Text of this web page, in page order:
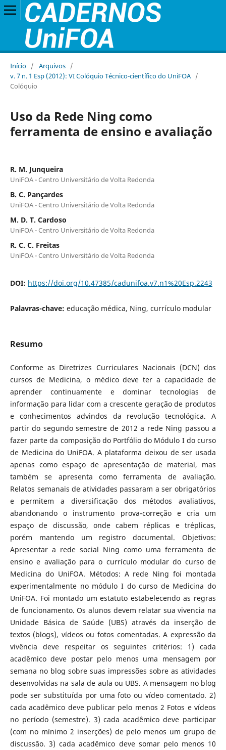
Início / Arquivos /
v. 7 n. 1 Esp (2012): VI Colóquio Técnico-científico do UniFOA /
Colóquio
Uso da Rede Ning como
ferramenta de ensino e avaliação
R. M. Junqueira
UniFOA - Centro Universitário de Volta Redonda
B. C. Pançardes
UniFOA - Centro Universitário de Volta Redonda
M. D. T. Cardoso
UniFOA - Centro Universitário de Volta Redonda
R. C. C. Freitas
UniFOA - Centro Universitário de Volta Redonda
DOI: https://doi.org/10.47385/cadunifoa.v7.n1%20Esp.2243
Palavras-chave: educação médica, Ning, currículo modular
Resumo
Conforme as Diretrizes Curriculares Nacionais (DCN) dos
cursos de Medicina, o médico deve ter a capacidade de
aprender continuamente e dominar tecnologias de
informação para lidar com a crescente geração de produtos
e conhecimentos advindos da revolução tecnológica. A
partir do segundo semestre de 2012 a rede Ning passou a
fazer parte da composição do Portfólio do Módulo I do curso
de Medicina do UniFOA. A plataforma deixou de ser usada
apenas como espaço de apresentação de material, mas
também se apresenta como ferramenta de avaliação.
Relatos semanais de atividades passaram a ser obrigatórios
e permitem a diversificação dos métodos avaliativos,
abandonando o instrumento prova-correção e cria um
espaço de discussão, onde cabem réplicas e tréplicas,
porém mantendo um registro documental. Objetivos:
Apresentar a rede social Ning como uma ferramenta de
ensino e avaliação para o currículo modular do curso de
Medicina do UniFOA. Métodos: A rede Ning foi montada
experimentalmente no módulo I do curso de Medicina do
UniFOA. Foi montado um estatuto estabelecendo as regras
de funcionamento. Os alunos devem relatar sua vivencia na
Unidade Básica de Saúde (UBS) através da inserção de
textos (blogs), vídeos ou fotos comentadas. A expressão da
vivência deve respeitar os seguintes critérios: 1) cada
acadêmico deve postar pelo menos uma mensagem por
semana no blog sobre suas impressões sobre as atividades
desenvolvidas na sala de aula ou UBS. A mensagem no blog
pode ser substituída por uma foto ou vídeo comentado. 2)
cada acadêmico deve publicar pelo menos 2 Fotos e vídeos
no período (semestre). 3) cada acadêmico deve participar
(com no mínimo 2 inserções) de pelo menos um grupo de
discussão. 3) cada acadêmico deve somar pelo menos 10